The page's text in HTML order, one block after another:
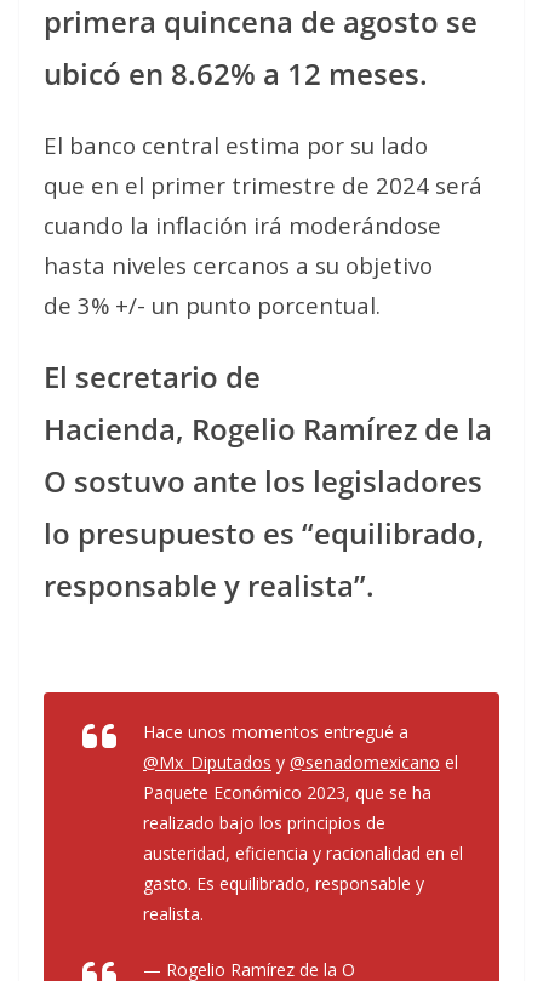
primera quincena de agosto se
ubicó en 8.62% a 12 meses.
El banco central estima por su lado
que en el primer trimestre de 2024 será
cuando la inflación irá moderándose
hasta niveles cercanos a su objetivo
de 3% +/- un punto porcentual.
El secretario de
Hacienda, Rogelio Ramírez de la
O sostuvo ante los legisladores
lo presupuesto es “equilibrado,
responsable y realista”.
Hace unos momentos entregué a
@Mx_Diputados y @senadomexicano el
Paquete Económico 2023, que se ha
realizado bajo los principios de
austeridad, eficiencia y racionalidad en el
gasto. Es equilibrado, responsable y
realista.
— Rogelio Ramírez de la O